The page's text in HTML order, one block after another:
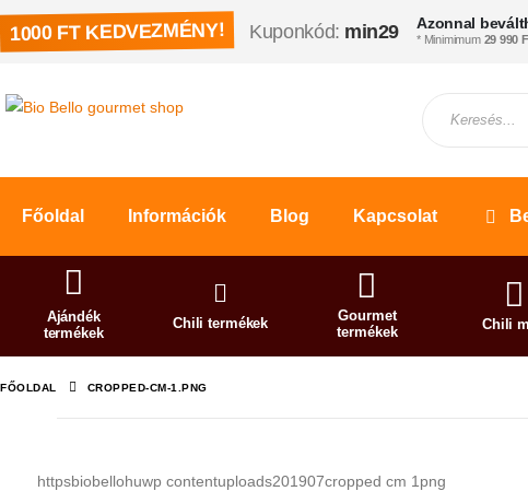
1000 FT KEDVEZMÉNY! Kuponkód: min29 Azonnal
* Minimimum 29 990
Főoldal Információk Blog Kapcsolat
Ajándék
termékek
Chili termékek
Gourmet
termékek
Chili
FŐOLDAL CROPPED-CM-1.PNG
httpsbiobellohuwp contentuploads201907cropped cm 1png